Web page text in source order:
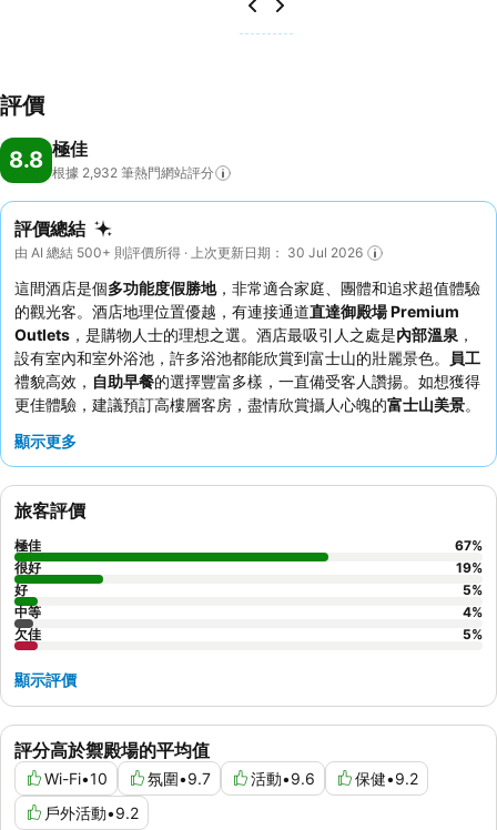
評價
8.8 極佳
根據 2,932 筆熱門網站評分
評價總結
由 AI 總結 500+ 則評價所得 · 上次更新日期： 30 Jul 2026
這間酒店是個多功能度假勝地，非常適合家庭、團體和追求超值體驗
的觀光客。酒店地理位置優越，有連接通道直達御殿場 Premium
Outlets ，是購物人士的理想之選。酒店最吸引人之處是內部溫泉 ，
設有室內和室外浴池，許多浴池都能欣賞到富士山的壯麗景色。
員工
禮貌高效， 自助早餐的選擇豐富多樣，一直備受客人讚揚。如想獲得
更佳體驗，建議預訂高樓層客房，盡情欣賞攝人心魄的富士山美景。
顯示更多
評分高於禦殿場的平均值
Wi-Fi•10 氛圍•9.7 活動•9.6 保健•9.2
戶外活動•9.2
旅客評價
極佳 67%
很好
19%
好
5%
中等
4%
欠佳
5%
顯示評價